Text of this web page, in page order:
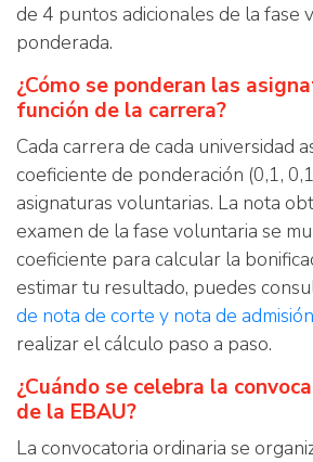
de 4 puntos adicionales de la fase
ponderada.
¿Cómo se ponderan las
función de la carrera?
Cada carrera de cada universidad
coeficiente de ponderación (0,1,
asignaturas voluntarias. La nota
examen de la fase voluntaria se
coeficiente para calcular la
estimar tu resultado, puedes
de nota de corte y nota de admisión
realizar el cálculo paso a paso.
¿Cuándo se celebra la
de la EBAU?
La convocatoria ordinaria se